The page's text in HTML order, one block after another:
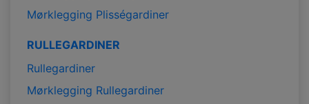
Mørklegging Plisségardiner
RULLEGARDINER
Rullegardiner
Mørklegging Rullegardiner